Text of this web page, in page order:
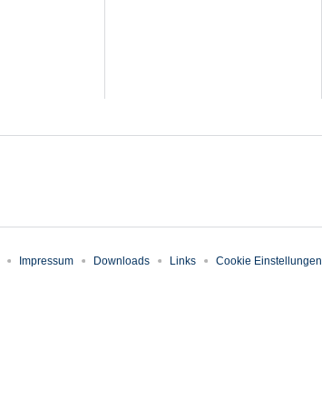
Impressum Downloads Links Cookie Einstellungen